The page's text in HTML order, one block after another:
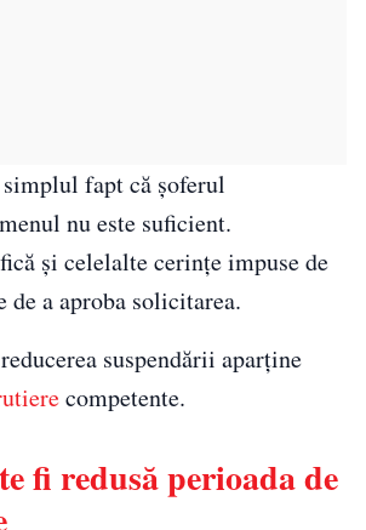
fapt că șoferul
nu este suficient.
și celelalte cerințe impuse de
a aproba solicitarea.
suspendării aparține
competente.
fi redusă perioada de